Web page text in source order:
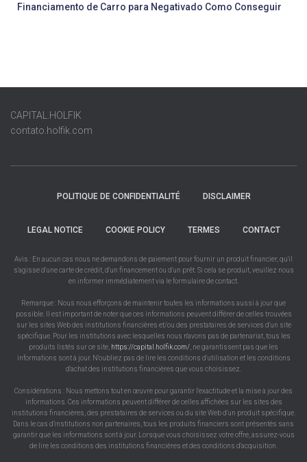
Financiamento de Carro para Negativado Como Conseguir
CAPITAL.HOLFIK
contato.holfik.com
POLITIQUE DE CONFIDENTIALITÉ DISCLAIMER
LEGAL NOTICE COOKIE POLICY TERMES CONTACT
Avis : En aucun cas nous ne demandons de paiement pour fournir un produit financier, qu'il
s'agisse d'une carte de crédit, d'un financement ou d'un prêt. Si cela se produit, veuillez nous
en informer immédiatement via le formulaire de contact.
Remarque : Nous nous efforçons de maintenir toutes les informations aussi à jour que
possible. Il est important de noter que ces informations peuvent différer de celles trouvées
sur les sites Web des institutions financières et/ou des prestataires de services d'un site
spécifique. Pour les institutions avec lesquelles nous n'avons pas de partenariat, tous les
produits listés sur ce site, https://capital.holfik.com/ , ne garantissent pas que les
informations sont à jour. N'oubliez pas de lire les conditions d'utilisation et les conditions
d'achat des institutions financières que vous choisissez.
Considérations : Nous mettons tout en œuvre pour garantir l'exactitude et la mise à jour des
informations. Ces informations peuvent différer de celles affichées sur les sites des
institutions financières, des prestataires de services ou du site Web d'un produit spécifique.
Dans le cas d'institutions non partenaires, tous les produits financiers sont présentés sans
garantir que les informations sont à jour. Lorsque vous choisissez votre offre, assurez-vous
de lire les conditions des institutions financières et des conditions d'acquisition.